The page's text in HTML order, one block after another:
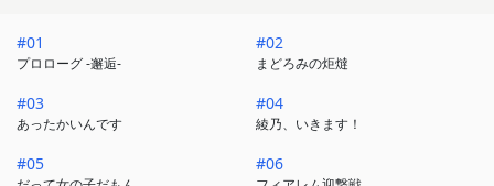
#01
プロローグ -邂逅-
#02
まどろみの炬燵
#03
あったかいんです
#04
綾乃、いきます！
#05 #06